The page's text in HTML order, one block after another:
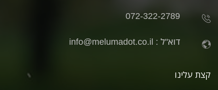
072-322-2789
דוא"ל : info@melumadot.co.il
קצת עלינו